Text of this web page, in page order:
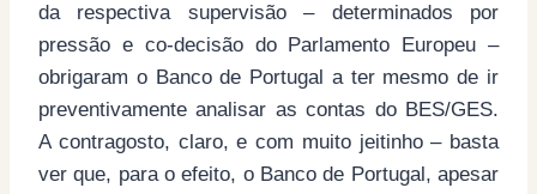
da respectiva supervisão – determinados por
pressão e co-decisão do Parlamento Europeu –
obrigaram o Banco de Portugal a ter mesmo de ir
preventivamente analisar as contas do BES/GES.
A contragosto, claro, e com muito jeitinho – basta
ver que, para o efeito, o Banco de Portugal, apesar